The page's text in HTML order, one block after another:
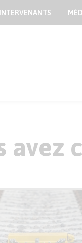
INTERVENANTS
avez